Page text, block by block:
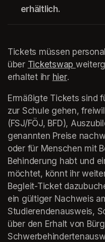
erhältlich.
Tickets müssen
über Ticketswap
erhaltet ihr hier(opens in
.
Ermäßigte Tickets sind
zur Schule gehen,
(FSJ/FÖJ, BFD),
genannten Preise
oder für Menschen mit
Behinderung habt und
möchtet, könnt ihr
Begleit-Ticket
ein gültiger Nachweis
Studierendenausweis,
über den Erhalt von